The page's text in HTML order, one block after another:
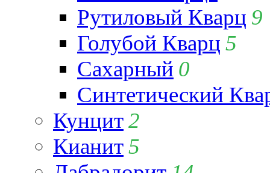
Рутиловый Кварц 9
Голубой Кварц 5
Сахарный 0
Синтетический
Кунцит2
Кианит5